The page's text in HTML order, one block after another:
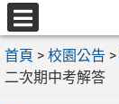
跳
至
主
要
選
單
首頁 > 校園公告 >
二次期中考解答